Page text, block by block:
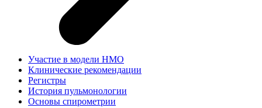
Участие в модели НМО
Клинические рекомендации
Регистры
История пульмонологии
Основы спирометрии